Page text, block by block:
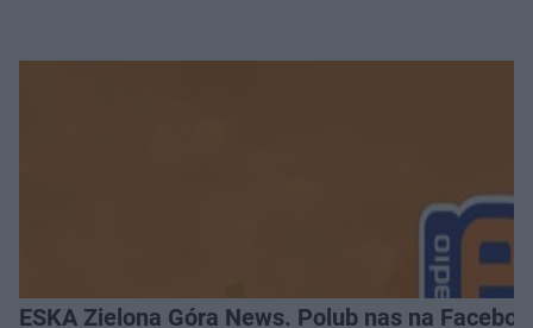
ESKA Zielona Góra News. Polub nas na